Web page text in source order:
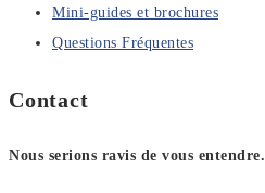
Mini-guides et brochures
Questions Fréquentes
Contact
Nous serions ravis de vous entendre.